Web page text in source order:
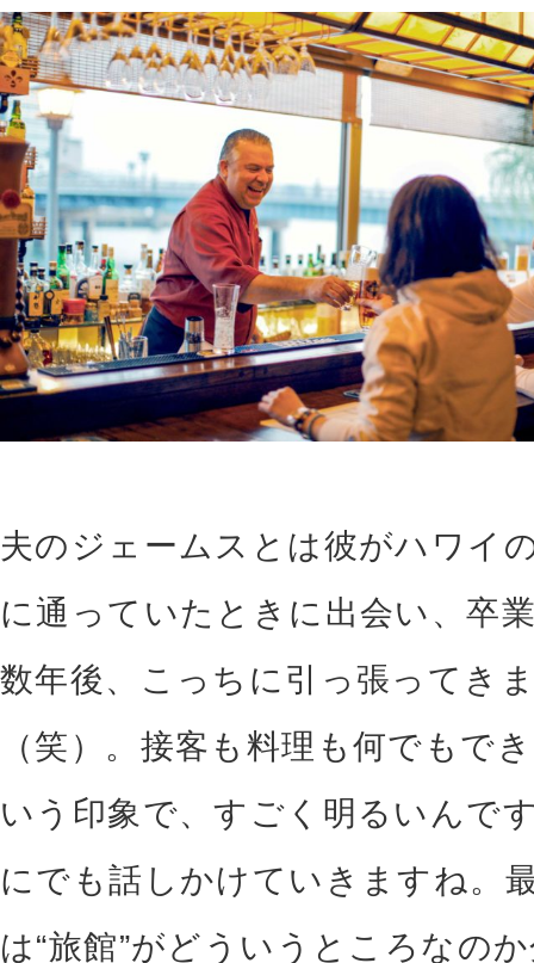
夫のジェームスとは彼がハワイ
に通っていたときに出会い、卒
数年後、こっちに引っ張ってき
（笑）。接客も料理も何でもで
いう印象で、すごく明るいんで
にでも話しかけていきますね。
は“旅館”がどういうところなの